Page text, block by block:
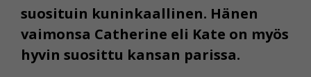
suosituin kuninkaallinen. Hänen
vaimonsa Catherine eli Kate on myös
hyvin suosittu kansan parissa.